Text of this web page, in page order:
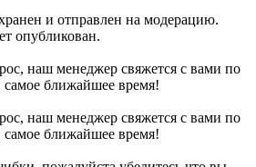
и отправлен на модерацию.
опубликован.
наш менеджер свяжется с вами по
самое ближайшее время!
наш менеджер свяжется с вами по
самое ближайшее время!